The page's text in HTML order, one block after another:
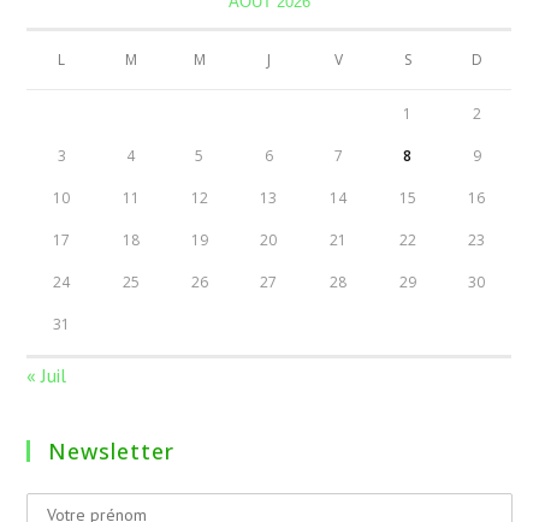
L M M J V S D
1 2
3 4 5 6 7 8 9
10 11 12 13 14 15 16
17 18 19 20 21 22 23
24 25 26 27 28 29 30
31
« Juil
Newsletter